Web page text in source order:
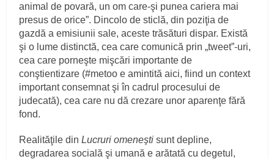
animal de povară, un om care-şi punea cariera mai
presus de orice”. Dincolo de sticlă, din poziţia de
gazdă a emisiunii sale, aceste trăsături dispar. Există
şi o lume distinctă, cea care comunică prin „tweet”-uri,
cea care porneşte mişcări importante de
conştientizare (#metoo e amintită aici, fiind un context
important consemnat şi în cadrul procesului de
judecată), cea care nu dă crezare unor aparenţe fără
fond.
Realităţile dinLucruri omeneşti sunt depline,
degradarea socială şi umană e arătată cu degetul,